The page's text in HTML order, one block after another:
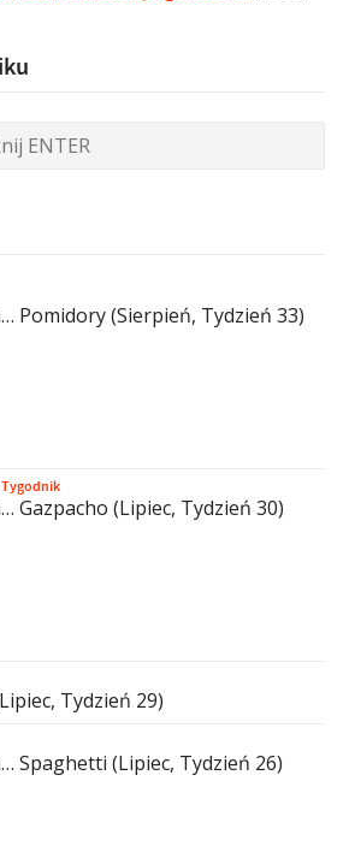
Pomidory (Sierpień, Tydzień 33)
Tygodnik
Gazpacho (Lipiec, Tydzień 30)
Tydzień 29)
Spaghetti (Lipiec, Tydzień 26)